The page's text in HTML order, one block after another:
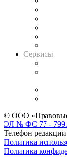
Сервисы
© ООО «Правовые
ЭЛ № ФС 77 -
Телефон редакции:
Политика
Политика